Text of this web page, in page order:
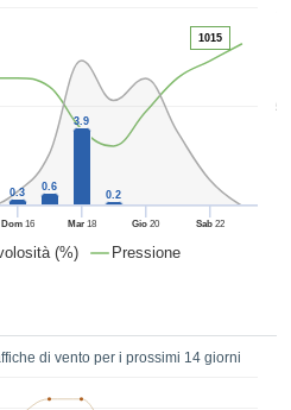
(%) Pressione
50
Dom16 Mar18 Gio 20 Sab22
0.3 0.6
3.9
0.2
1015
di vento per i prossimi 14 giorni